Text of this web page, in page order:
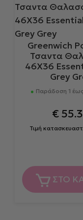
Greenwich
Τσαντα
46X36
Grey
Παράδοση 1
€
Τιμή
ΣΤΟ